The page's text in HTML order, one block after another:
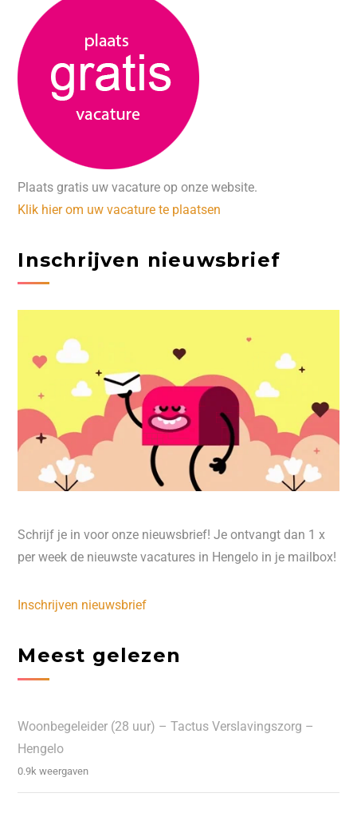
Plaats gratis uw vacature op onze website.
Klik hier om uw vacature te plaatsen
Inschrijven nieuwsbrief
Schrijf je in voor onze nieuwsbrief! Je ontvangt dan 1 x
per week de nieuwste vacatures in Hengelo in je mailbox!
Inschrijven nieuwsbrief
Meest gelezen
Woonbegeleider (28 uur) – Tactus Verslavingszorg –
Hengelo
0.9k weergaven